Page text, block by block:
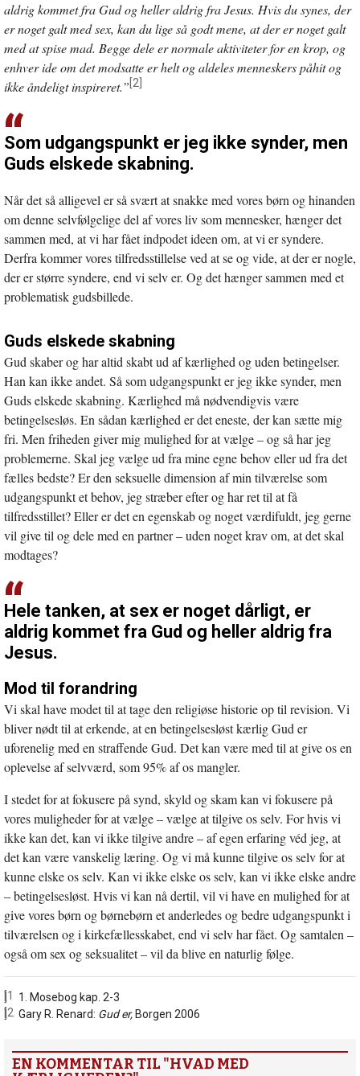
aldrig kommet fra Gud og heller aldrig fra Jesus. Hvis du synes, der
er noget galt med sex, kan du lige så godt mene, at der er noget galt
med at spise mad. Begge dele er normale aktiviteter for en krop, og
enhver ide om det modsatte er helt og aldeles menneskers påhit og
ikke åndeligt inspireret.” [2]
Som udgangspunkt er jeg ikke synder, men
Guds elskede skabning.
Når det så alligevel er så svært at snakke med vores børn og hinanden
om denne selvfølgelige del af vores liv som mennesker, hænger det
sammen med, at vi har fået indpodet ideen om, at vi er syndere.
Derfra kommer vores tilfredsstillelse ved at se og vide, at der er nogle,
der er større syndere, end vi selv er. Og det hænger sammen med et
problematisk gudsbillede.
Guds elskede skabning
Gud skaber og har altid skabt ud af kærlighed og uden betingelser.
Han kan ikke andet. Så som udgangspunkt er jeg ikke synder, men
Guds elskede skabning. Kærlighed må nødvendigvis være
betingelsesløs. En sådan kærlighed er det eneste, der kan sætte mig
fri. Men friheden giver mig mulighed for at vælge – og så har jeg
problemerne. Skal jeg vælge ud fra mine egne behov eller ud fra det
fælles bedste? Er den seksuelle dimension af min tilværelse som
udgangspunkt et behov, jeg stræber efter og har ret til at få
tilfredsstillet? Eller er det en egenskab og noget værdifuldt, jeg gerne
vil give til og dele med en partner – uden noget krav om, at det skal
modtages?
Hele tanken, at sex er noget dårligt, er
aldrig kommet fra Gud og heller aldrig fra
Jesus.
Mod til forandring
Vi skal have modet til at tage den religiøse historie op til revision. Vi
bliver nødt til at erkende, at en betingelsesløst kærlig Gud er
uforenelig med en straffende Gud. Det kan være med til at give os en
oplevelse af selvværd, som 95% af os mangler.
I stedet for at fokusere på synd, skyld og skam kan vi fokusere på
vores muligheder for at vælge – vælge at tilgive os selv. For hvis vi
ikke kan det, kan vi ikke tilgive andre – af egen erfaring véd jeg, at
det kan være vanskelig læring. Og vi må kunne tilgive os selv for at
kunne elske os selv. Kan vi ikke elske os selv, kan vi ikke elske andre
– betingelsesløst. Hvis vi kan nå dertil, vil vi have en mulighed for at
give vores børn og børnebørn et anderledes og bedre udgangspunkt i
tilværelsen og i kirkefællesskabet, end vi selv har fået. Og samtalen –
også om sex og seksualitet – vil da blive en naturlig følge.
1. Mosebog kap. 2-3
Gary R. Renard: Gud er, Borgen 2006
EN KOMMENTAR TIL "HVAD MED